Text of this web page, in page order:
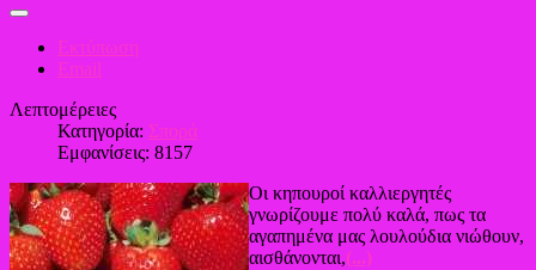
Εκτύπωση
Email
Λεπτομέρειες
Κατηγορία: Σπορά
Εμφανίσεις: 8157
Οι κηπουροί καλλιεργητές
γνωρίζουμε πολύ καλά, πως τα
αγαπημένα μας λουλούδια νιώθουν,
αισθάνονται,(...)